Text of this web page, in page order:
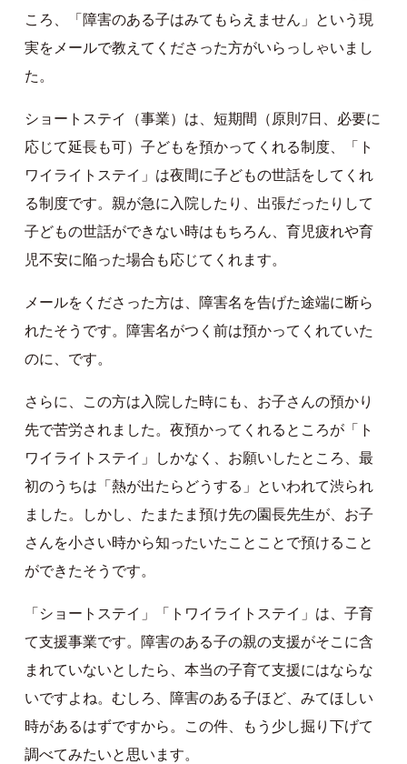
ころ、「障害のある子はみてもらえません」という現
実をメールで教えてくださった方がいらっしゃいまし
た。
ショートステイ（事業）は、短期間（原則7日、必要に
応じて延長も可）子どもを預かってくれる制度、「ト
ワイライトステイ」は夜間に子どもの世話をしてくれ
る制度です。親が急に入院したり、出張だったりして
子どもの世話ができない時はもちろん、育児疲れや育
児不安に陥った場合も応じてくれます。
メールをくださった方は、障害名を告げた途端に断ら
れたそうです。障害名がつく前は預かってくれていた
のに、です。
さらに、この方は入院した時にも、お子さんの預かり
先で苦労されました。夜預かってくれるところが「ト
ワイライトステイ」しかなく、お願いしたところ、最
初のうちは「熱が出たらどうする」といわれて渋られ
ました。しかし、たまたま預け先の園長先生が、お子
さんを小さい時から知ったいたことことで預けること
ができたそうです。
「ショートステイ」「トワイライトステイ」は、子育
て支援事業です。障害のある子の親の支援がそこに含
まれていないとしたら、本当の子育て支援にはならな
いですよね。むしろ、障害のある子ほど、みてほしい
時があるはずですから。この件、もう少し掘り下げて
調べてみたいと思います。